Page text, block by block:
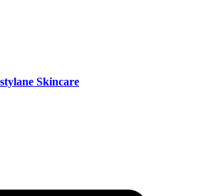
Skincare